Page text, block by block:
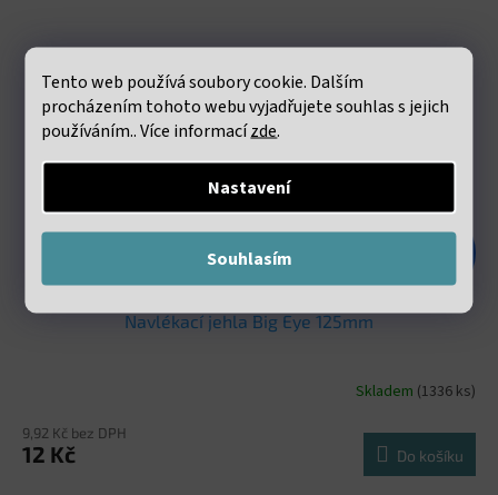
Tento web používá soubory cookie. Dalším
procházením tohoto webu vyjadřujete souhlas s jejich
používáním.. Více informacízde.
Nastavení
Souhlasím
Navlékací jehla Big Eye 125mm
Skladem (1336 ks)
9,92 Kč bez DPH
12 Kč Do košíku